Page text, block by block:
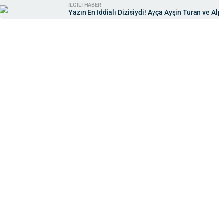
İLGİLİ HABER
Yazın En İddialı Dizisiydi! Ayça Ayşin Turan ve